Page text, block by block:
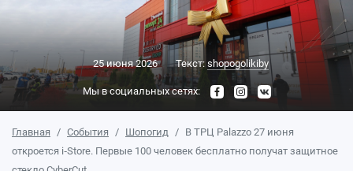
25 июня 2026 Текст: shopogolikiby
Мы в социальных сетях:
Главная События Шопогид
В ТРЦ Palazzo 27 июня
откроется i‑Store. Первые 100 человек бесплатно получат защитное